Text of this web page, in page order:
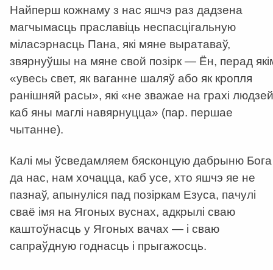
Найперш кожнаму з нас яшчэ раз дадзена
магчымасць праславіць неспасцігальную
міласэрнасць Пана, які мяне выратаваў,
звярнуўшы на мяне свой позірк — Ён, перад
«увесь свет, як ваганне шаляў або як кропля
ранішняй расы», які «не зважае на грахі
каб яны маглі навярнуцца» (пар. першае
чытанне).
Калі мы ўсведамляем бясконцую дабрыню Бога
да нас, нам хочацца, каб усе, хто яшчэ яе не
пазнаў, апынуліся пад позіркам Езуса, пачулі
сваё імя на Ягоных вуснах, адкрылі сваю
каштоўнасць у Ягоных вачах — і сваю
сапраўдную годнасць і прыгажосць.